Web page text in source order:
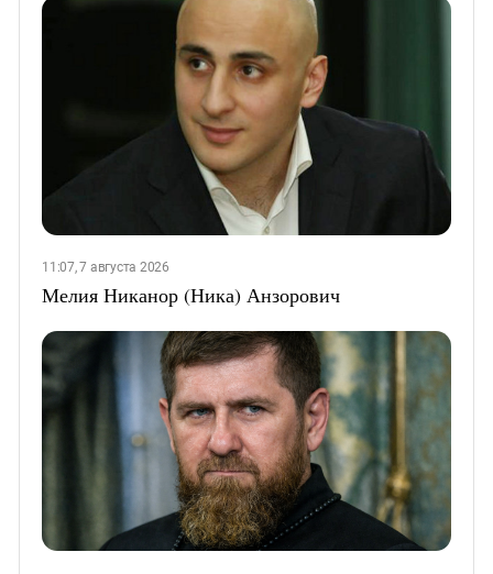
11:07, 7 августа 2026
Мелия Никанор (Ника) Анзорович